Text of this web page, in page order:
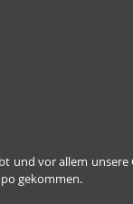
und vor allem
gekommen.